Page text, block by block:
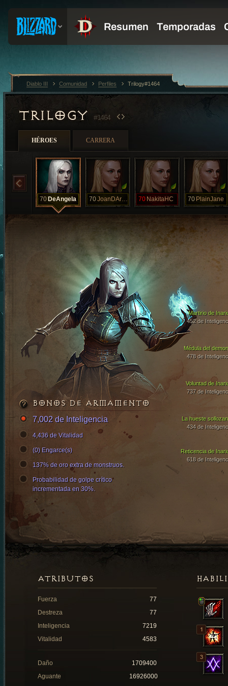
TRILOGY #1464
HÉROES CARRERA
70 DeAngela 70 JoanDArcSolo 70 NakitaHC 70 PlainJane
Médula del
478 de
Voluntad de
737 de
Martirio de
452 de
Reticencia de
618 de
La hueste
434 de
BONOS DE ARMAMENTO
7,002 de Inteligencia
4,436 de Vitalidad
(0) Engarce(s)
137% de oro extra de monstruos.
Probabilidad de golpe crítico
incrementada en 30%.
ATRIBUTOS
Fuerza
77
Destreza
77
Inteligencia
7219
Vitalidad
4583
Daño
1709400
Aguante
16926000
Diablo III Comunidad Perfiles Trilogy#1464